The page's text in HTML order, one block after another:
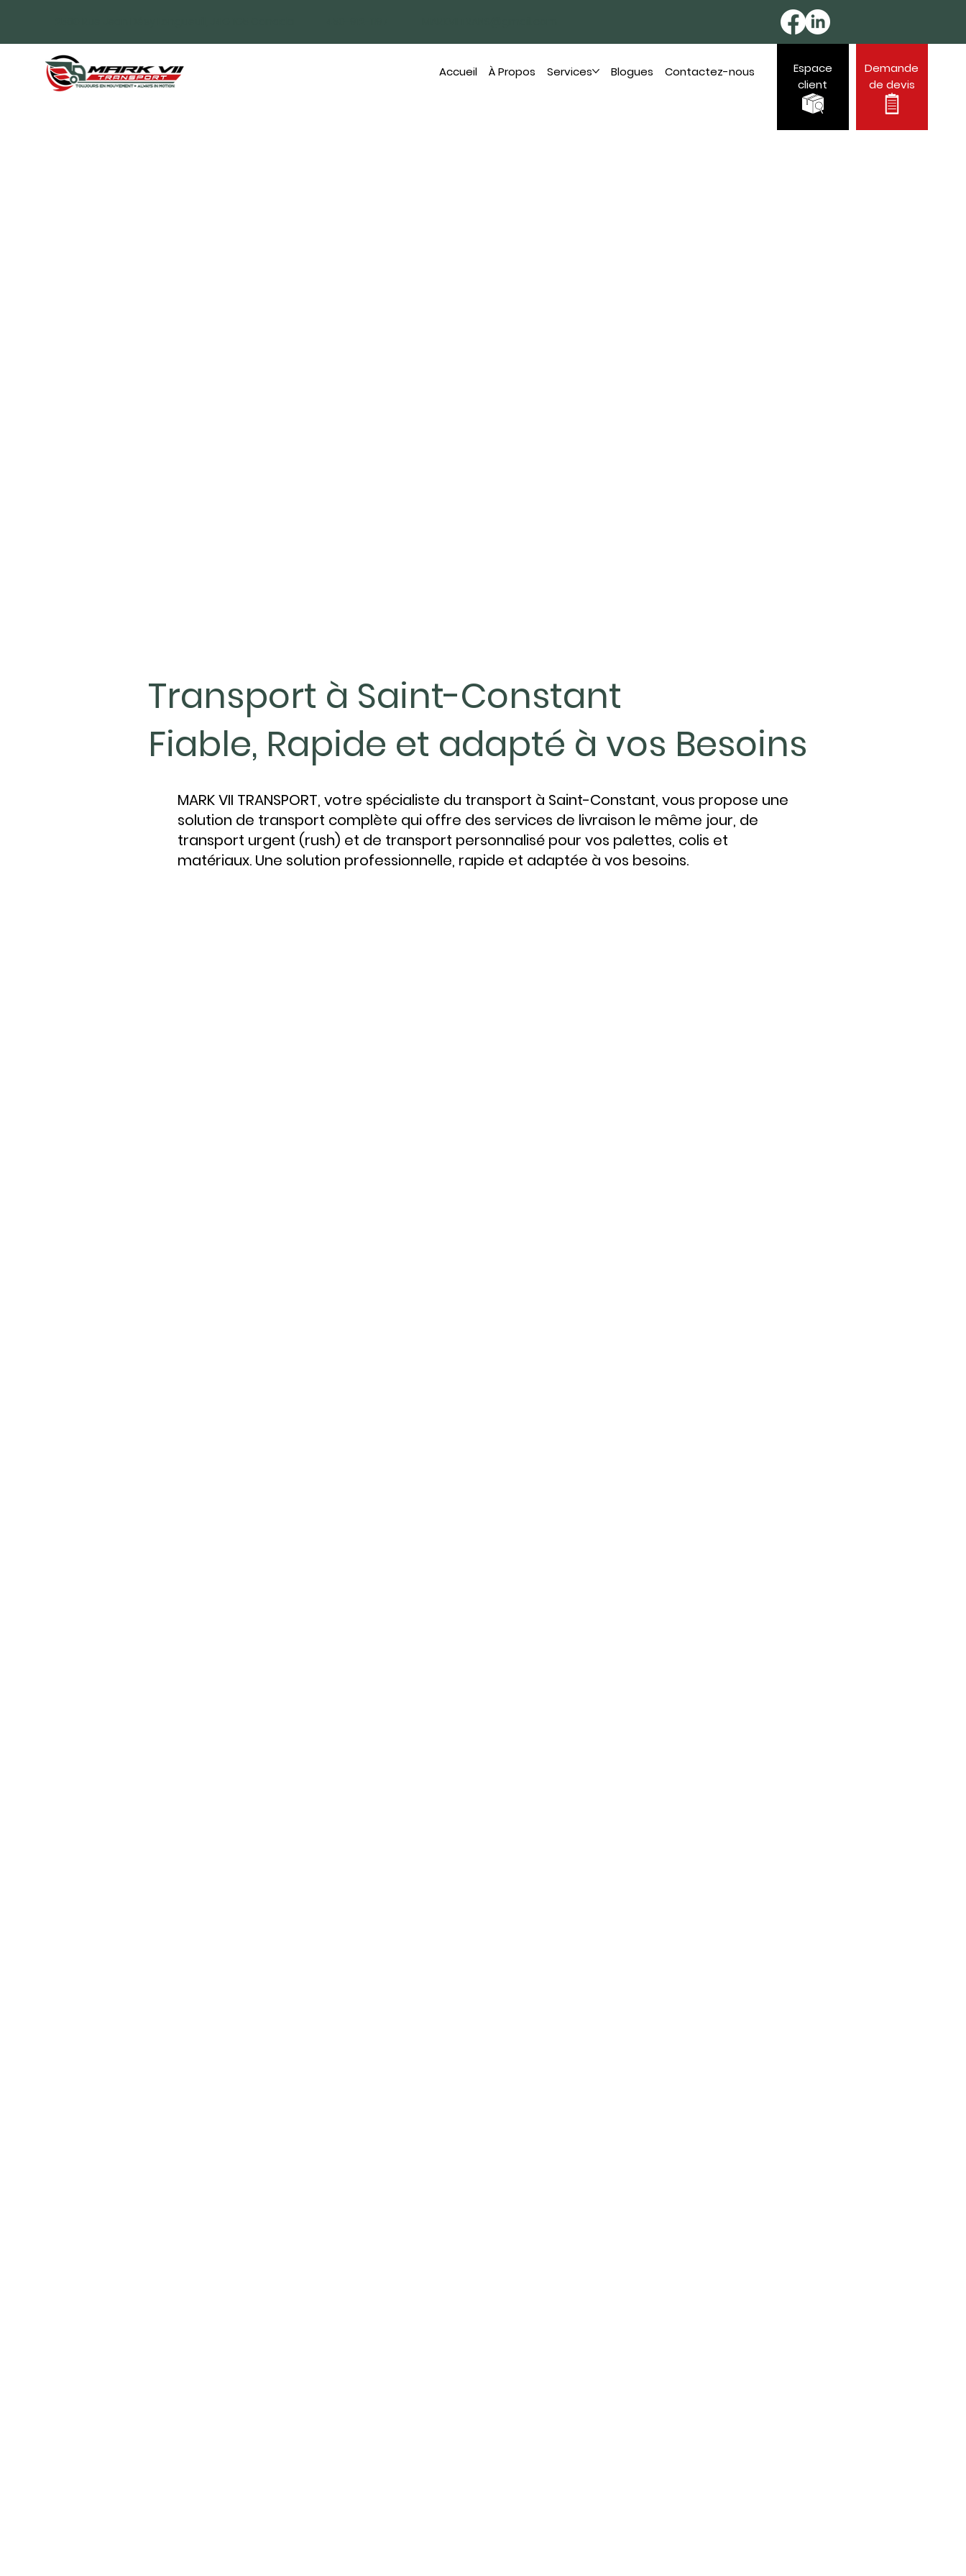
Accueil À Propos Services Blogues Contactez-nous
Espace
client
Demande
de devis
Transport à Saint-Constant
Fiable, Rapide et adapté à vos Besoins
MARK VII TRANSPORT, votre spécialiste du transport à Saint-Constant, vous propose une
solution de transport complète qui offre des services de livraison le même jour, de
transport urgent (rush) et de transport personnalisé pour vos palettes, colis et
matériaux. Une solution professionnelle, rapide et adaptée à vos besoins.